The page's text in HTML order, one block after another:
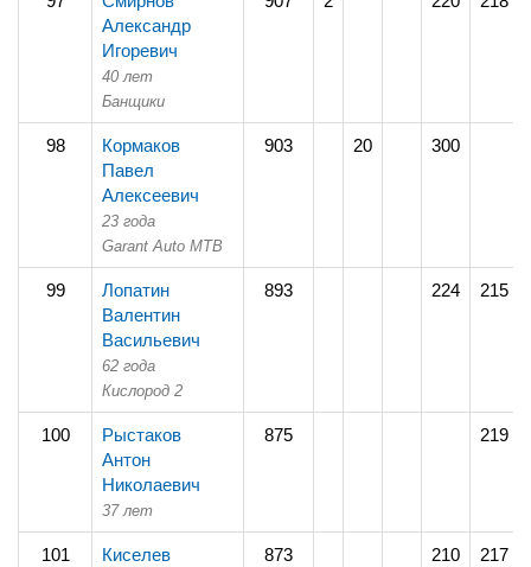
Александр
Игоревич
40 лет
Банщики
98
Кормаков
Павел
Алексеевич
23 года
Garant Auto MTB
903 20 300
99
Лопатин
Валентин
Васильевич
62 года
Кислород 2
893 224 215
100
Рыстаков
Антон
Николаевич
37 лет
875 219
101
Киселев
873 210 217